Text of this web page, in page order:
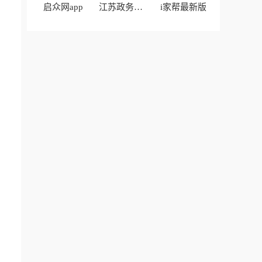
启众网app 江苏政务服务 i家帮最新版